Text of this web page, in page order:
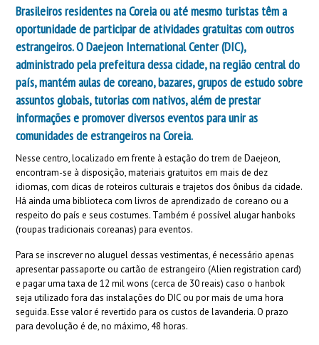
Brasileiros residentes na Coreia ou até mesmo turistas têm a
oportunidade de participar de atividades gratuitas com outros
estrangeiros. ODaejeon International Center(DIC),
administrado pela prefeitura dessa cidade, na região central do
país, mantém aulas de coreano, bazares, grupos de estudo sobre
assuntos globais, tutorias com nativos, além de prestar
informações e promover diversos eventos para unir as
comunidades de estrangeiros na Coreia.
Nesse centro, localizado em frente à estação do trem de Daejeon,
encontram-se à disposição, materiais gratuitos em mais de dez
idiomas, com dicas de roteiros culturais e trajetos dos ônibus da cidade.
Há ainda uma biblioteca com livros de aprendizado de coreano ou a
respeito do país e seus costumes. Também é possível alugar hanboks
(roupas tradicionais coreanas) para eventos.
Para se inscrever no aluguel dessas vestimentas, é necessário apenas
apresentar passaporte ou cartão de estrangeiro (Alien registration card)
e pagar uma taxa de 12 mil wons (cerca de 30 reais) caso o hanbok
seja utilizado fora das instalações do DIC ou por mais de uma hora
seguida. Esse valor é revertido para os custos de lavanderia. O prazo
para devolução é de, no máximo, 48 horas.